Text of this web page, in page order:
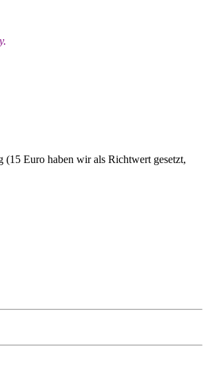
Euro haben wir als Richtwert gesetzt,